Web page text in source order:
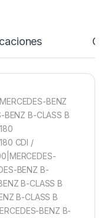
BENZ
BENZ B-CLASS B
CDI /
BENZ B-
B-CLASS B
B-CLASS B
BENZ B-